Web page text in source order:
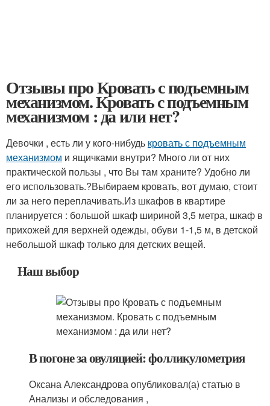
Отзывы про Кровать с подъемным
механизмом. Кровать с подъемным
механизмом : да или нет?
Девочки , есть ли у кого-нибудь кровать с подъемным
механизмом и ящичками внутри? Много ли от них
практической пользы , что Вы там храните? Удобно ли
его использовать.?Выбираем кровать, вот думаю, стоит
ли за него переплачивать.Из шкафов в квартире
планируется : большой шкаф шириной 3,5 метра, шкаф в
прихожей для верхней одежды, обуви 1-1,5 м, в детской
небольшой шкаф только для детских вещей.
Наш выбор
В погоне за овуляцией: фолликулометрия
Оксана Александрова опубликовал(а) статью в
Анализы и обследования ,